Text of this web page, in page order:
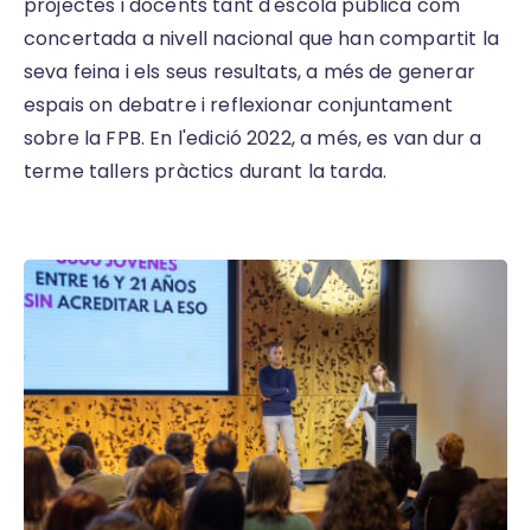
concertada a nivell nacional que han compartit la
seva feina i els seus resultats, a més de generar
espais on debatre i reflexionar conjuntament
sobre la FPB. En l'edició 2022, a més, es van dur a
terme tallers pràctics durant la tarda.